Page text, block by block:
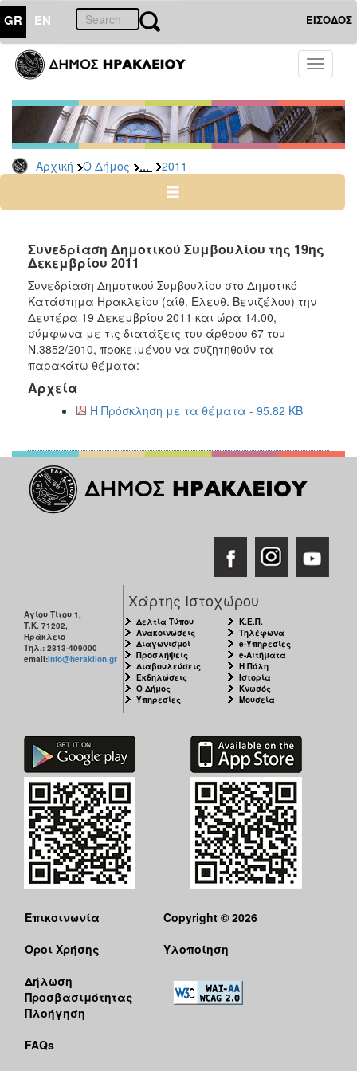
GR EN ΕΙΣΟΔΟΣ
Toggle
Αρχική Ο Δήμος ... 2011
ΔΗΜΟΣ
Δελτία
Τύπου
Αρχείο
2026
2024
2022
2021
2020
2019
2018
2017
2016
2013
2012
2011
ΤΟΠΟΣ
ΠΟΛΗ
Συνεδρίαση Δημοτικού Συμβουλίου της 19ης
Δεκεμβρίου 2011
Συνεδρίαση Δημοτικού Συμβουλίου στο Δημοτικό
Κατάστημα Ηρακλείου (αίθ. Ελευθ. Βενιζέλου) την
Δευτέρα 19 Δεκεμβρίου 2011 και ώρα 14.00,
σύμφωνα με τις διατάξεις του άρθρου 67 του
Ν.3852/2010, προκειμένου να συζητηθούν τα
παρακάτω θέματα:
Αρχεία
Η Πρόσκληση με τα θέματα - 95.82 KB
Αγίου Τίτου 1,
Τ.Κ. 71202,
Ηράκλειο
Τηλ.: 2813-409000
email:info@heraklion.gr
Χάρτης Ιστοχώρου
Δελτία Τύπου
Ανακοινώσεις
Διαγωνισμοί
Προσλήψεις
Διαβουλεύσεις
Εκδηλώσεις
Ο Δήμος
Υπηρεσίες
Κ.Ε.Π.
Τηλέφωνα
e-Υπηρεσίες
e-Αιτήματα
Η Πόλη
Ιστορία
Κνωσός
Μουσεία
Επικοινωνία
Όροι Χρήσης
Δήλωση
Προσβασιμότητας
Πλοήγηση
FAQs
Copyright © 2026
Υλοποίηση